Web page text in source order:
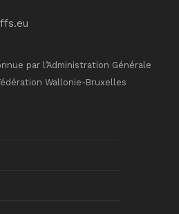
par l’Administration Générale
Wallonie-Bruxelles